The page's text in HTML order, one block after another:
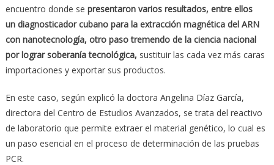
encuentro donde se presentaron varios resultados, entre ellos
un diagnosticador cubano para la extracción magnética del ARN
con nanotecnología, otro paso tremendo de la ciencia nacional
por lograr soberanía tecnológica, sustituir las cada vez más caras
importaciones y exportar sus productos.
En este caso, según explicó la doctora Angelina Díaz García,
directora del Centro de Estudios Avanzados, se trata del reactivo
de laboratorio que permite extraer el material genético, lo cual es
un paso esencial en el proceso de determinación de las pruebas
PCR.